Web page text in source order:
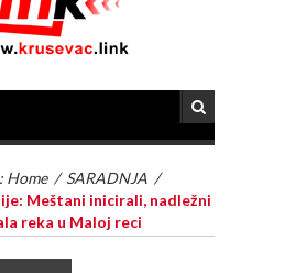
Home / SARADNJA /
Meštani inicirali, nadležni
reka u Maloj reci